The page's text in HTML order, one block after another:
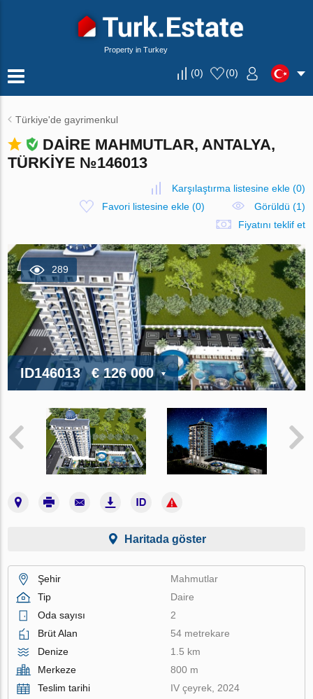
Property in Turkey
(0) (0)
Türkiye'de gayrimenkul
DAIRE MAHMUTLAR, ANTALYA,
TÜRKIYE №146013
Karşılaştırma listesine ekle(0)
Favori listesine ekle(0)
Görüldü (1)
Fiyatını teklif et
289
ID146013 € 126 000
Haritada göster
Şehir
Mahmutlar
Tip
Daire
Oda sayısı
2
Brüt Alan
54 metrekare
Denize
1.5 km
Merkeze
800 m
Teslim tarihi
IV çeyrek, 2024